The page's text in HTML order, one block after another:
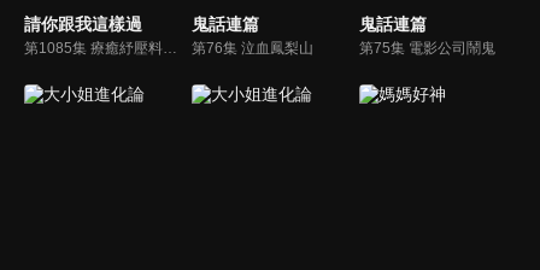
請你跟我這樣過 鬼話連篇
第76集 泣血鳳梨山
鬼話連篇
第75集 電影公司鬧鬼